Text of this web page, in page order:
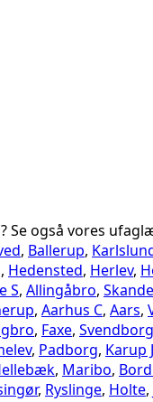
også vores
, Ballerup,
, Hedensted, Herlev,
S, Allingåbro,
, Aarhus C, Aars,
, Faxe, Svendborg
, Padborg, Karup J
, Maribo,
, Ryslinge, Holte,